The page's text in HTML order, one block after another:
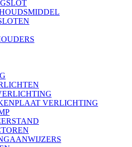
VERLICHTING